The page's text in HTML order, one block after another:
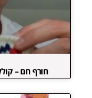
חורף חם –